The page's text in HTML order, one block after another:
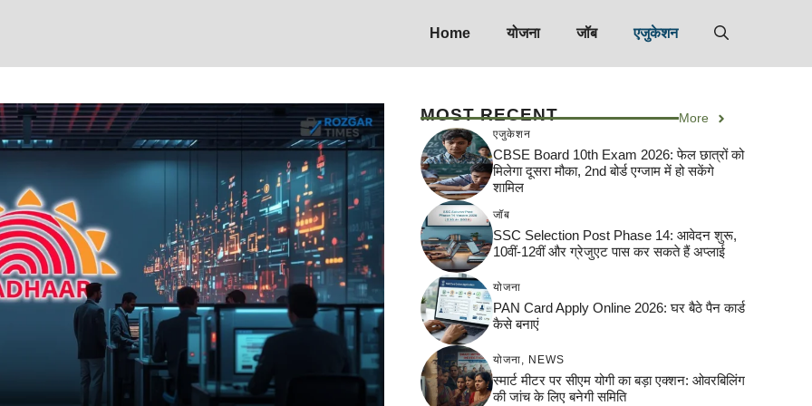
Home योजना जॉब एजुकेशन
MOST RECENT More
एजुकेशन
CBSE Board 10th Exam 2026: फेल छात्रों को
मिलेगा दूसरा मौका, 2nd बोर्ड एग्जाम में हो सकेंगे
शामिल
जॉब
SSC Selection Post Phase 14: आवेदन शुरू,
10वीं-12वीं और ग्रेजुएट पास कर सकते हैं अप्लाई
योजना
PAN Card Apply Online 2026: घर बैठे पैन कार्ड
कैसे बनाएं
योजना NEWS
स्मार्ट मीटर पर सीएम योगी का बड़ा एक्शन: ओवरबिलिंग
की जांच के लिए बनेगी समिति